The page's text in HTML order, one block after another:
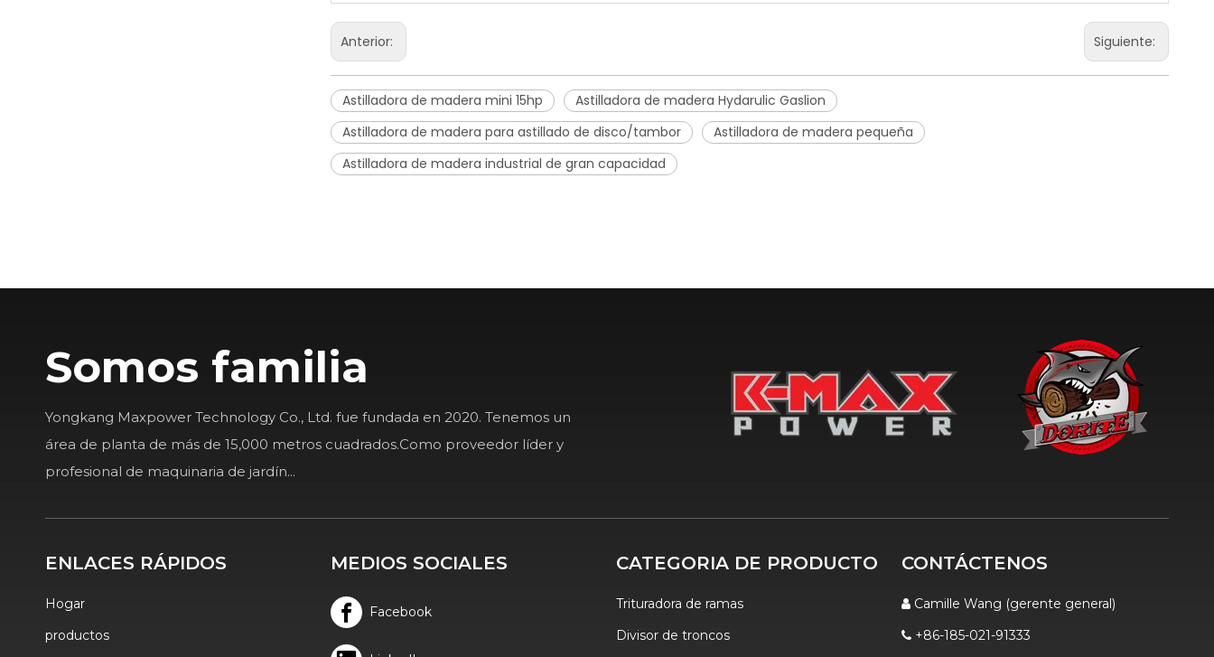
Anterior: Siguiente:
Astilladora de madera mini 15hp
Astilladora de madera Hydarulic Gaslion
Astilladora de madera para astillado de disco/tambor
Astilladora de madera pequeña
Astilladora de madera industrial de gran capacidad
Somos familia
Yongkang Maxpower Technology Co., Ltd. fue fundada en 2020. Tenemos un
área de planta de más de 15,000 metros cuadrados.Como proveedor líder y
profesional de maquinaria de jardín...
ENLACES RÁPIDOS
Hogar
productos
MEDIOS SOCIALES
Facebook
CATEGORIA DE PRODUCTO
Trituradora de ramas
Divisor de troncos
CONTÁCTENOS
 Camille Wang (gerente general)
 +86-185-021-91333